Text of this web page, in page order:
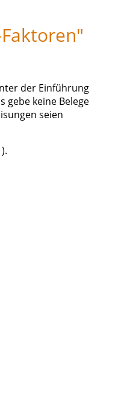
der Einführung
gebe keine Belege
seien